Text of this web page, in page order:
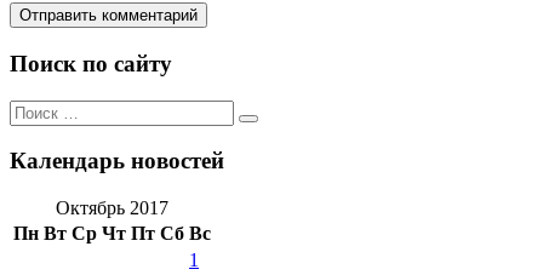
Поиск по сайту
Поиск
по:
Поиск
Календарь новостей
Октябрь 2017
Пн Вт Ср Чт Пт Сб Вс
1